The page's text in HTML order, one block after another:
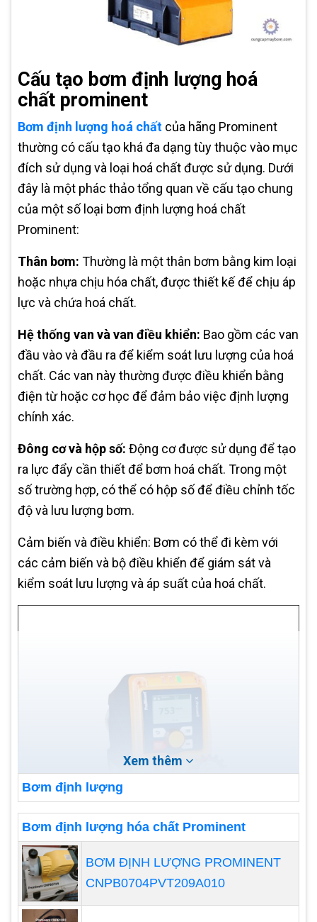
Cấu tạo bơm định lượng hoá
chất prominent
Bơm định lượng hoá chất của hãng Prominent
thường có cấu tạo khá đa dạng tùy thuộc vào mục
đích sử dụng và loại hoá chất được sử dụng. Dưới
đây là một phác thảo tổng quan về cấu tạo chung
của một số loại bơm định lượng hoá chất
Prominent:
Thân bơm: Thường là một thân bơm bằng kim loại
hoặc nhựa chịu hóa chất, được thiết kế để chịu áp
lực và chứa hoá chất.
Hệ thống van và van điều khiển: Bao gồm các van
đầu vào và đầu ra để kiểm soát lưu lượng của hoá
chất. Các van này thường được điều khiển bằng
điện từ hoặc cơ học để đảm bảo việc định lượng
chính xác.
Đông cơ và hộp số: Động cơ được sử dụng để tạo
ra lực đẩy cần thiết để bơm hoá chất. Trong một
số trường hợp, có thể có hộp số để điều chỉnh tốc
độ và lưu lượng bơm.
Cảm biến và điều khiển: Bơm có thể đi kèm với
các cảm biến và bộ điều khiển để giám sát và
kiểm soát lưu lượng và áp suất của hoá chất.
Ống nối và phụ kiện:Bao gồm các ống nối và phụ
kiện khác nhau để kết nối bơm với hệ thống cung
Xem thêm
Bơm định lượng
Bơm định lượng hóa chất Prominent
BƠM ĐỊNH LƯỢNG PROMINENT
CNPB0704PVT209A010